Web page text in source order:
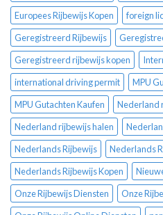
Europees Rijbewijs Kopen
foreign
Geregistreerd Rijbewijs
Geregistreerd rijbewijs kopen
international driving permit
MPU
MPU Gutachten Kaufen
Nederland
Nederland rijbewijs halen
Nederlands Rijbewijs
Nederlands
Nederlands Rijbewijs Kopen
Onze Rijbewijs Diensten
Onze